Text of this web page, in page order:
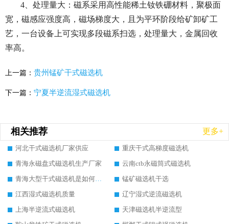
4、处理量大：磁系采用高性能稀土钕铁硼材料，聚极面
宽，磁感应强度高，磁场梯度大，且为平环阶段给矿卸矿工
艺，一台设备上可实现多段磁系扫选，处理量大，金属回收
率高。
上一篇： 贵州锰矿干式磁选机
下一篇： 宁夏半逆流湿式磁选机
相关推荐 更多+
河北干式磁选机厂家供应
重庆干式高梯度磁选机
青海永磁盘式磁选机生产厂家
云南ctb永磁筒式磁选机
青海大型干式磁选机是如何选矿的
锰矿磁选机干选
江西湿式磁选机质量
辽宁湿式逆流磁选机
上海半逆流式磁选机
天津磁选机半逆流型